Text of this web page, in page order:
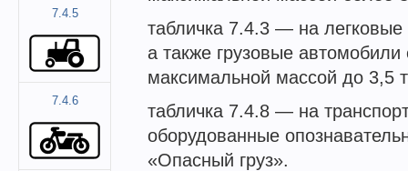
табличка 7.4.3 — на
а также грузовые
максимальной массой до 3,5
табличка 7.4.8 — на
оборудованные
«Опасный груз».
7.4.5
7.4.6